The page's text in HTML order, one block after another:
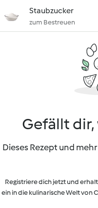
Staubzucker
zum Bestreuen
Gefällt dir,
Dieses Rezept und
Registriere dich jetzt und
ein in die kulinarische Welt von